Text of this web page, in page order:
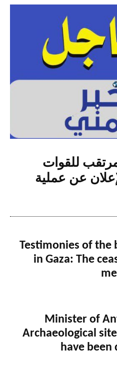
للقوات
عن عملية
Testimonies of the
in Gaza: The
Minister of
Archaeological
have been